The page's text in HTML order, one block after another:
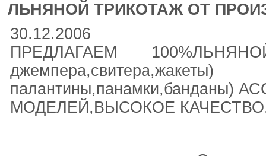
ЛЬНЯНОЙ ТРИКОТАЖ ОТ
30.12.2006
ПРЕДЛАГАЕМ
МОДЕЛЕЙ,ВЫСОКОЕ